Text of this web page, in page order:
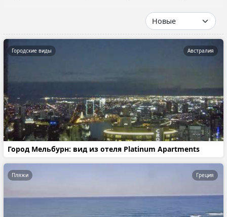
Город Мельбурн: вид из отеля Platinum Apartments
Городские виды Австралия
Пляжи Греция